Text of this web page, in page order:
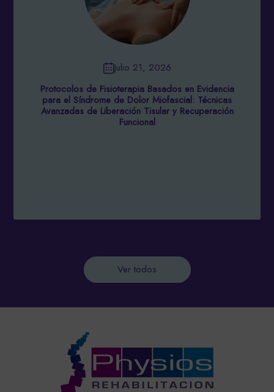
Julio 21, 2026
Protocolos de Fisioterapia Basados en Evidencia
para el Síndrome de Dolor Miofascial: Técnicas
Avanzadas de Liberación Tisular y Recuperación
Funcional
Ver todos